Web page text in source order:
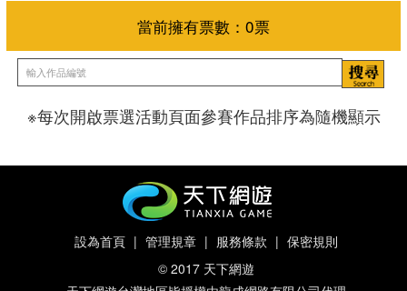
當前擁有票數：
※每次開啟票選活動頁面參賽作品排序為隨機顯示
設為首頁 | 管理規章 | 服務條款 | 保密規則
© 2017 天下網遊